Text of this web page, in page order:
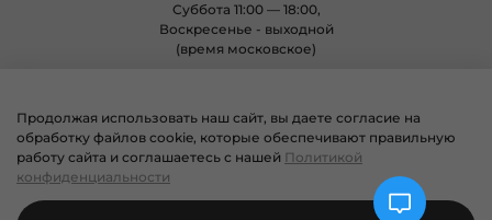
Суббота 11:00 — 18:00,
Воскресенье - выходной
(время московское)
© 2004 - 2025 Магазин неформальной одежды «Позитиф» все права
защищены.
Продолжая использовать наш сайт, вы даете согласие на
обработку файлов cookie, которые обеспечивают правильную
работу сайта и соглашаетесь с нашей Политикой
конфиденциальности